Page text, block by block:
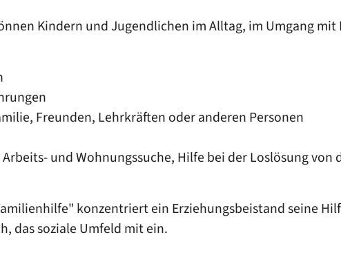
Kindern und Jugendlichen im Alltag, im Umgang
Freunden, Lehrkräften oder anderen Personen
und Wohnungssuche, Hilfe bei der Loslösung von
konzentriert ein Erziehungsbeistand seine
das soziale Umfeld mit ein.